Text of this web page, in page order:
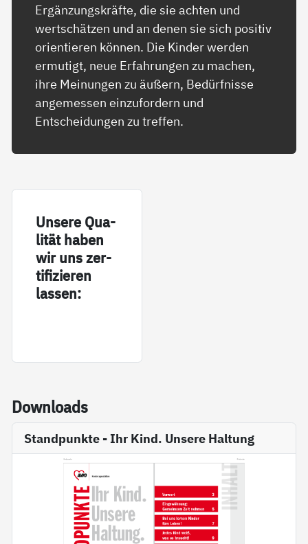
Ergänzungskräfte, die sie achten und
wertschätzen und an denen sie sich positiv
orientieren können. Die Kinder werden
ermutigt, neue Erfahrungen zu machen,
ihre Meinungen zu äußern, Bedürfnisse
angemessen einzufordern und
Entscheidungen zu treffen.
Un­se­re Qua­
li­tät ha­ben
wir uns zer­
ti­fi­zie­ren
las­sen:
Down­loads
Standpunkte - Ihr Kind. Unsere Haltung